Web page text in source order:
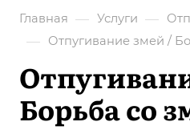
Главная — Услуги —
— Отпугивание змей /
Борьба со